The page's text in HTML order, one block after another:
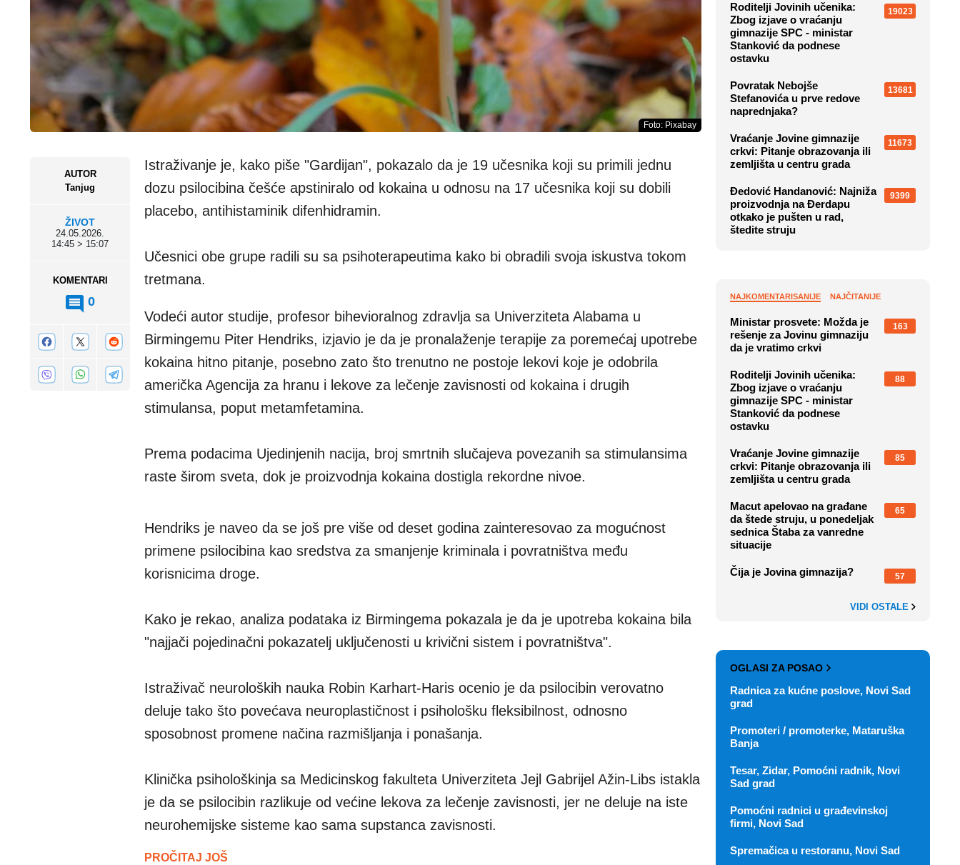
AUTOR
Tanjug
ŽIVOT
24.05.2026.
14:45 > 15:07
KOMENTARI
0
Foto: Pixabay
Istraživanje je, kako piše "Gardijan", pokazalo da je 19 učesnika koji su primili jednu
dozu psilocibina češće apstiniralo od kokaina u odnosu na 17 učesnika koji su dobili
placebo, antihistaminik difenhidramin.
Učesnici obe grupe radili su sa psihoterapeutima kako bi obradili svoja iskustva tokom
tretmana.
Vodeći autor studije, profesor bihevioralnog zdravlja sa Univerziteta Alabama u
Birmingemu Piter Hendriks, izjavio je da je pronalaženje terapije za poremećaj upotrebe
kokaina hitno pitanje, posebno zato što trenutno ne postoje lekovi koje je odobrila
američka Agencija za hranu i lekove za lečenje zavisnosti od kokaina i drugih
stimulansa, poput metamfetamina.
Prema podacima Ujedinjenih nacija, broj smrtnih slučajeva povezanih sa stimulansima
raste širom sveta, dok je proizvodnja kokaina dostigla rekordne nivoe.
Hendriks je naveo da se još pre više od deset godina zainteresovao za mogućnost
primene psilocibina kao sredstva za smanjenje kriminala i povratništva među
korisnicima droge.
Kako je rekao, analiza podataka iz Birmingema pokazala je da je upotreba kokaina bila
"najjači pojedinačni pokazatelj uključenosti u krivični sistem i povratništva".
Istraživač neuroloških nauka Robin Karhart-Haris ocenio je da psilocibin verovatno
deluje tako što povećava neuroplastičnost i psihološku fleksibilnost, odnosno
sposobnost promene načina razmišljanja i ponašanja.
Klinička psihološkinja sa Medicinskog fakulteta Univerziteta Jejl Gabrijel Ažin-Libs istakla
je da se psilocibin razlikuje od većine lekova za lečenje zavisnosti, jer ne deluje na iste
neurohemijske sisteme kao sama supstanca zavisnosti.
PROČITAJ JOŠ
Roditelji Jovinih učenika:
Zbog izjave o vraćanju
gimnazije SPC - ministar
Stanković da podnese
ostavku
19023
Povratak Nebojše
Stefanovića u prve redove
naprednjaka?
13681
Vraćanje Jovine gimnazije
crkvi: Pitanje obrazovanja ili
zemljišta u centru grada
11673
Đedović Handanović: Najniža
proizvodnja na Đerdapu
otkako je pušten u rad,
štedite struju
9399
NAJKOMENTARISANIJE NAJČITANIJE
Ministar prosvete: Možda je
rešenje za Jovinu gimnaziju
da je vratimo crkvi
163
Roditelji Jovinih učenika:
Zbog izjave o vraćanju
gimnazije SPC - ministar
Stanković da podnese
ostavku
88
Vraćanje Jovine gimnazije
crkvi: Pitanje obrazovanja ili
zemljišta u centru grada
85
Macut apelovao na građane
da štede struju, u ponedeljak
sednica Štaba za vanredne
situacije
65
Čija je Jovina gimnazija? 57
VIDI OSTALE
OGLASI ZA POSAO
Radnica za kućne poslove, Novi Sad
grad
Promoteri / promoterke, Mataruška
Banja
Tesar, Zidar, Pomoćni radnik, Novi
Sad grad
Pomoćni radnici u građevinskoj
firmi, Novi Sad
Spremačica u restoranu, Novi Sad